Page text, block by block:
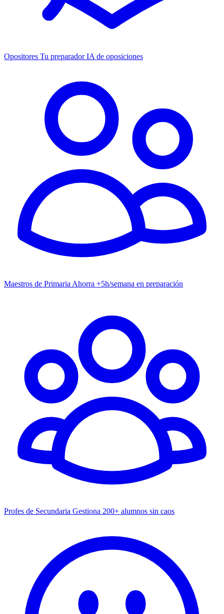
Opositores Tu preparador IA de oposiciones
Maestros de Primaria Ahorra +5h/semana en preparación
Profes de Secundaria Gestiona 200+ alumnos sin caos